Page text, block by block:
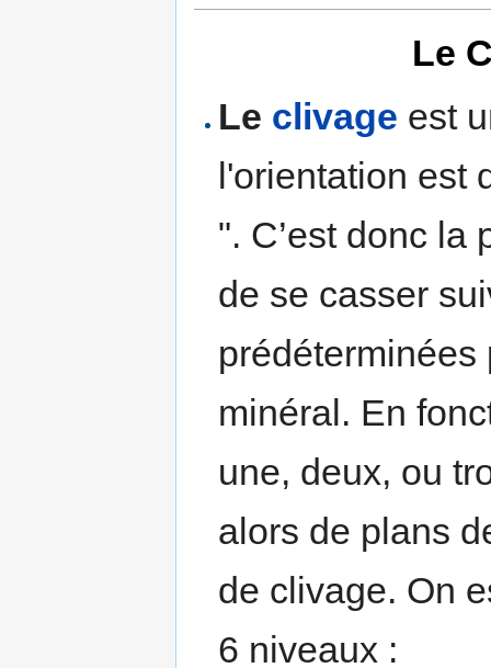
Le
Le clivage est
l'orientation est
". C’est donc la
de se casser
minéral. En
une, deux, ou
alors de plans
de clivage. On
6 niveaux :